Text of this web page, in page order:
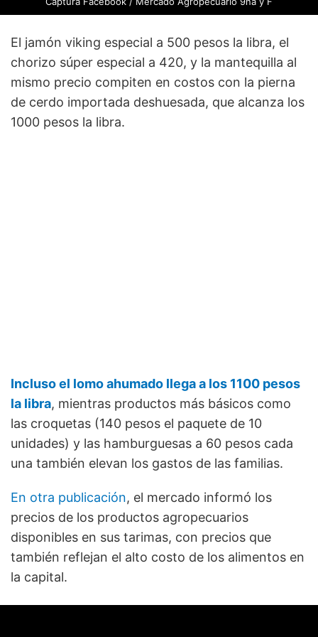
El jamón viking especial a 500 pesos la libra, el
chorizo súper especial a 420, y la mantequilla al
mismo precio compiten en costos con la pierna
de cerdo importada deshuesada, que alcanza los
1000 pesos la libra.
Incluso el lomo ahumado llega a los 1100 pesos
la libra, mientras productos más básicos como
las croquetas (140 pesos el paquete de 10
unidades) y las hamburguesas a 60 pesos cada
una también elevan los gastos de las familias.
En otra publicación, el mercado informó los
precios de los productos agropecuarios
disponibles en sus tarimas, con precios que
también reflejan el alto costo de los alimentos en
la capital.